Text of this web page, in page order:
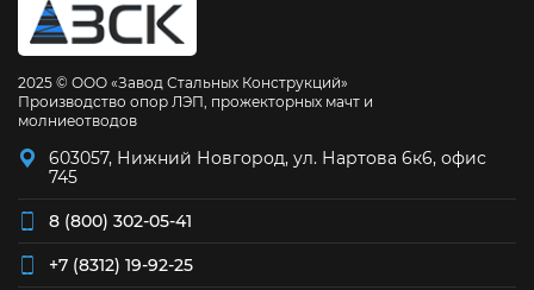
2025 © ООО «Завод Стальных Конструкций»
Производство опор ЛЭП, прожекторных мачт и
молниеотводов
603057, Нижний Новгород, ул. Нартова 6к6, офис
745
8 (800) 302-05-41
+7 (8312) 19-92-25